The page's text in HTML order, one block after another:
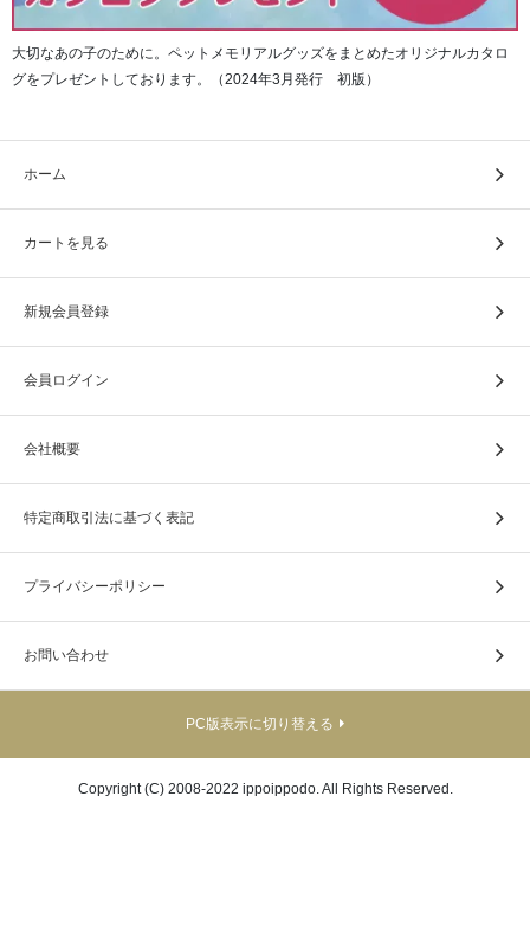
大切なあの子のために。ペットメモリアルグッズをまとめたオリジナルカタロ
グをプレゼントしております。（2024年3月発行 初版）
ホーム
カートを見る
新規会員登録
会員ログイン
会社概要
特定商取引法に基づく表記
プライバシーポリシー
お問い合わせ
PC版表示に切り替える
Copyright (C) 2008-2022 ippoippodo. All Rights Reserved.